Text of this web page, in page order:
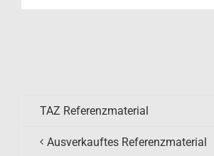
TAZ Referenzmaterial
Ausverkauftes Referenzmaterial